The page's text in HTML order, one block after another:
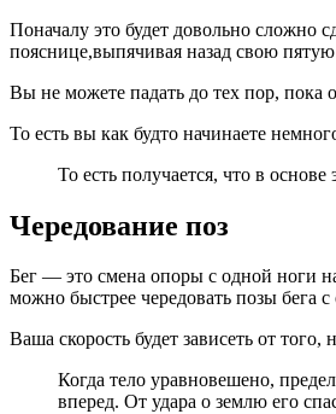
Поначалу это будет довольно сложно
пояснице,выпячивая назад свою пятую
Вы не можете падать до тех пор, пока
То есть вы как будто начинаете
То есть получается, что в
Чередование поз
Бег — это смена опоры с одной ноги
можно быстрее чередовать позы бега
Ваша скорость будет зависеть от
Когда тело уравновешено,
вперед. От удара о землю его